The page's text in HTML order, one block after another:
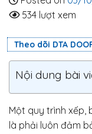
534 lượt xem
Theo dõi DTA
Nội dung bài
Một quy trình xếp,
là phải luôn đảm